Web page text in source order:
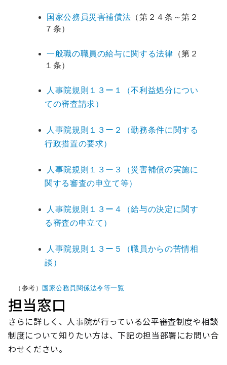
国家公務員災害補償法 （第２４条～第２
７条）
一般職の職員の給与に関する法律 （第２
１条）
人事院規則１３ー１（不利益処分につい
ての審査請求）
人事院規則１３ー２（勤務条件に関する
行政措置の要求）
人事院規則１３ー３（災害補償の実施に
関する審査の申立て等）
人事院規則１３ー４（給与の決定に関す
る審査の申立て）
人事院規則１３ー５（職員からの苦情相
談）
（参考） 国家公務員関係法令等一覧
担当窓口
さらに詳しく、人事院が行っている公平審査制度や相談
制度について知りたい方は、下記の担当部署にお問い合
わせください。